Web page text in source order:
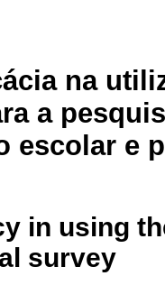
na
a
escolar e
in using
survey